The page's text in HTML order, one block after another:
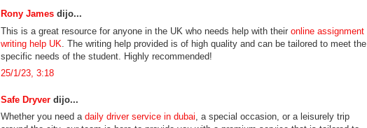
Rony James dijo...
This is a great resource for anyone in the UK who needs help with their online assignment
writing help UK . The writing help provided is of high quality and can be tailored to meet the
specific needs of the student. Highly recommended!
25/1/23, 3:18
Safe Dryver dijo...
Whether you need a daily driver service in dubai, a special occasion, or a leisurely trip